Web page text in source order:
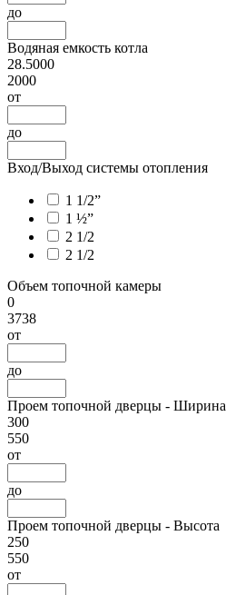
до
Водяная емкость котла
28.5000
2000
от
до
Вход/Выход системы отопления
1 1/2”
1 ½”
2 1/2
2 1/2
Объем топочной камеры
0
3738
от
до
Проем топочной дверцы - Ширина
300
550
от
до
Проем топочной дверцы - Высота
250
550
от